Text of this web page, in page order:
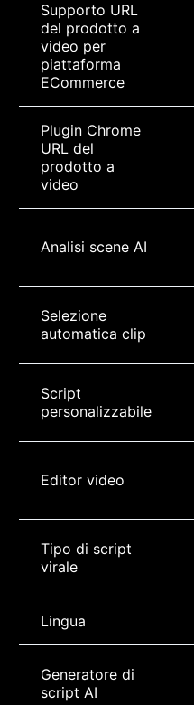
Supporto URL
del prodotto a
video per
piattaforma
ECommerce
Plugin Chrome
URL del
prodotto a
video
Analisi scene AI
Selezione
automatica clip
Script
personalizzabile
Editor video
Tipo di script
virale
Lingua
Generatore di
script AI